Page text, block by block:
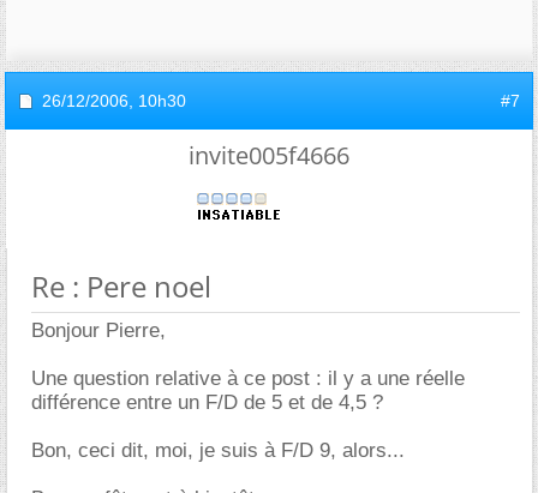
26/12/2006, 10h30 #7
invite005f4666
Re : Pere noel
Bonjour Pierre,
Une question relative à ce post : il y a une réelle
différence entre un F/D de 5 et de 4,5 ?
Bon, ceci dit, moi, je suis à F/D 9, alors...